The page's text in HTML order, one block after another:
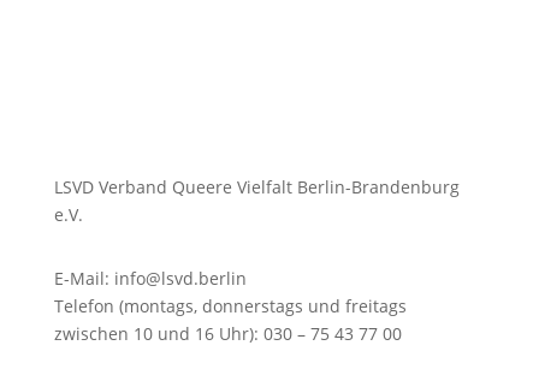
LSVD Verband Queere Vielfalt Berlin-Brandenburg
e.V.
E-Mail: info@lsvd.berlin
Telefon (montags, donnerstags und freitags
zwischen 10 und 16 Uhr): 030 – 75 43 77 00